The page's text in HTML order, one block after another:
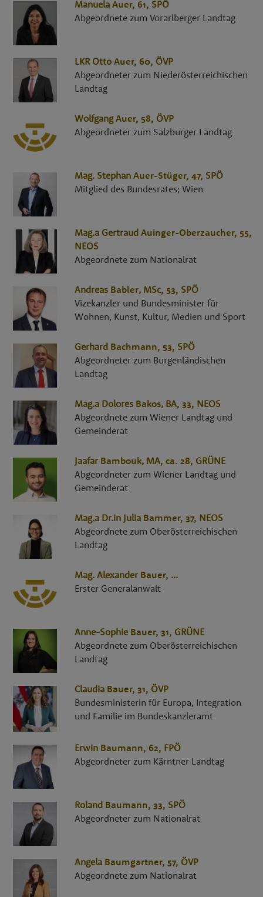
Manuela Auer, 61, SPÖ
Abgeordnete zum Vorarlberger Landtag
LKR Otto Auer, 60, ÖVP
Abgeordneter zum Niederösterreichischen
Landtag
Wolfgang Auer, 58, ÖVP
Abgeordneter zum Salzburger Landtag
Mag. Stephan Auer-Stüger, 47, SPÖ
Mitglied des Bundesrates; Wien
Mag.a Gertraud Auinger-Oberzaucher, 55,
NEOS
Abgeordnete zum Nationalrat
Andreas Babler, MSc, 53, SPÖ
Vizekanzler und Bundesminister für
Wohnen, Kunst, Kultur, Medien und Sport
Gerhard Bachmann, 53, SPÖ
Abgeordneter zum Burgenländischen
Landtag
Mag.a Dolores Bakos, BA, 33, NEOS
Abgeordnete zum Wiener Landtag und
Gemeinderat
Jaafar Bambouk, MA, ca. 28, GRÜNE
Abgeordneter zum Wiener Landtag und
Gemeinderat
Mag.a Dr.in Julia Bammer, 37, NEOS
Abgeordnete zum Oberösterreichischen
Landtag
Mag. Alexander Bauer, ...
Erster Generalanwalt
Anne-Sophie Bauer, 31, GRÜNE
Abgeordnete zum Oberösterreichischen
Landtag
Claudia Bauer, 31, ÖVP
Bundesministerin für Europa, Integration
und Familie im Bundeskanzleramt
Erwin Baumann, 62, FPÖ
Abgeordneter zum Kärntner Landtag
Roland Baumann, 33, SPÖ
Abgeordneter zum Nationalrat
Angela Baumgartner, 57, ÖVP
Abgeordnete zum Nationalrat